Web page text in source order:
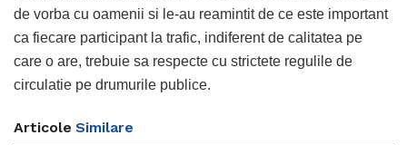
de vorba cu oamenii si le-au reamintit de ce este important
ca fiecare participant la trafic, indiferent de calitatea pe
care o are, trebuie sa respecte cu strictete regulile de
circulatie pe drumurile publice.
Articole Similare